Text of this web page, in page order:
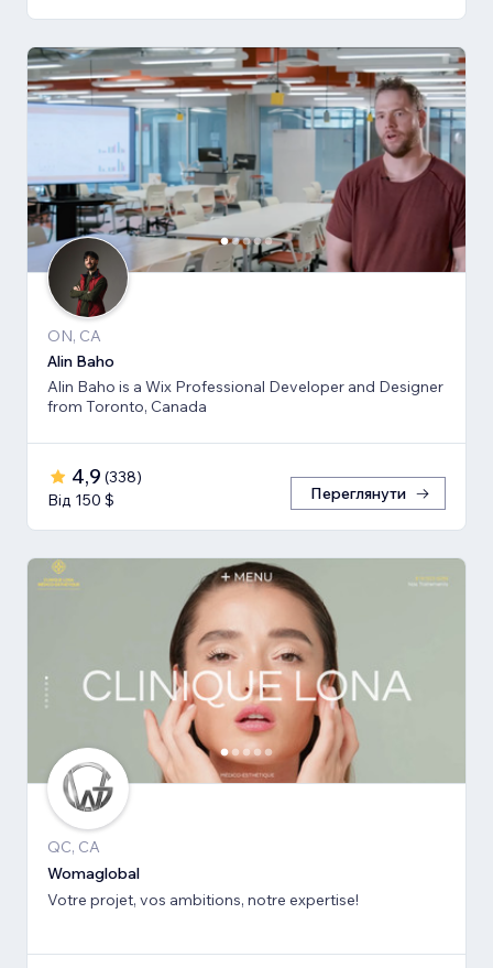
ON, CA
Alin Baho
Alin Baho is a Wix Professional Developer and Designer
from Toronto, Canada
4,9 (338)
Від 150 $
Переглянути
QC, CA
Womaglobal
Votre projet, vos ambitions, notre expertise!